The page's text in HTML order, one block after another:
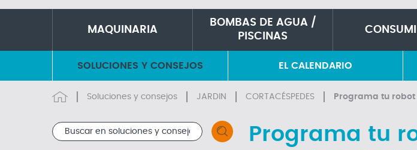
MAQUINARIA
BOMBAS DE AGUA /
PISCINAS
SOLUCIONES Y CONSEJOS EL CALENDARIO
Soluciones y consejos JARDIN CORTACÉSPEDES Programa tu
Programa tu